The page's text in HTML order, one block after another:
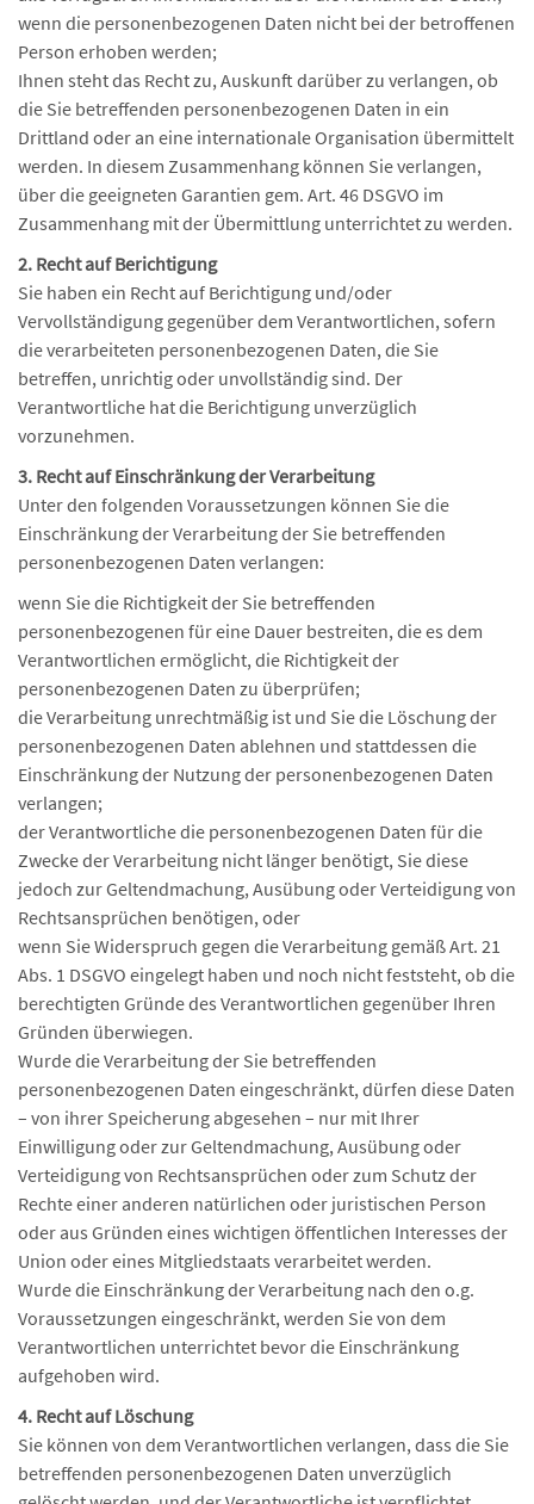
wenn die personenbezogenen Daten nicht bei der betroffenen
Person erhoben werden;
Ihnen steht das Recht zu, Auskunft darüber zu verlangen, ob
die Sie betreffenden personenbezogenen Daten in ein
Drittland oder an eine internationale Organisation übermittelt
werden. In diesem Zusammenhang können Sie verlangen,
über die geeigneten Garantien gem. Art. 46 DSGVO im
Zusammenhang mit der Übermittlung unterrichtet zu werden.
2. Recht auf Berichtigung
Sie haben ein Recht auf Berichtigung und/oder
Vervollständigung gegenüber dem Verantwortlichen, sofern
die verarbeiteten personenbezogenen Daten, die Sie
betreffen, unrichtig oder unvollständig sind. Der
Verantwortliche hat die Berichtigung unverzüglich
vorzunehmen.
3. Recht auf Einschränkung der Verarbeitung
Unter den folgenden Voraussetzungen können Sie die
Einschränkung der Verarbeitung der Sie betreffenden
personenbezogenen Daten verlangen:
wenn Sie die Richtigkeit der Sie betreffenden
personenbezogenen für eine Dauer bestreiten, die es dem
Verantwortlichen ermöglicht, die Richtigkeit der
personenbezogenen Daten zu überprüfen;
die Verarbeitung unrechtmäßig ist und Sie die Löschung der
personenbezogenen Daten ablehnen und stattdessen die
Einschränkung der Nutzung der personenbezogenen Daten
verlangen;
der Verantwortliche die personenbezogenen Daten für die
Zwecke der Verarbeitung nicht länger benötigt, Sie diese
jedoch zur Geltendmachung, Ausübung oder Verteidigung von
Rechtsansprüchen benötigen, oder
wenn Sie Widerspruch gegen die Verarbeitung gemäß Art. 21
Abs. 1 DSGVO eingelegt haben und noch nicht feststeht, ob die
berechtigten Gründe des Verantwortlichen gegenüber Ihren
Gründen überwiegen.
Wurde die Verarbeitung der Sie betreffenden
personenbezogenen Daten eingeschränkt, dürfen diese Daten
– von ihrer Speicherung abgesehen – nur mit Ihrer
Einwilligung oder zur Geltendmachung, Ausübung oder
Verteidigung von Rechtsansprüchen oder zum Schutz der
Rechte einer anderen natürlichen oder juristischen Person
oder aus Gründen eines wichtigen öffentlichen Interesses der
Union oder eines Mitgliedstaats verarbeitet werden.
Wurde die Einschränkung der Verarbeitung nach den o.g.
Voraussetzungen eingeschränkt, werden Sie von dem
Verantwortlichen unterrichtet bevor die Einschränkung
aufgehoben wird.
4. Recht auf Löschung
Sie können von dem Verantwortlichen verlangen, dass die Sie
betreffenden personenbezogenen Daten unverzüglich